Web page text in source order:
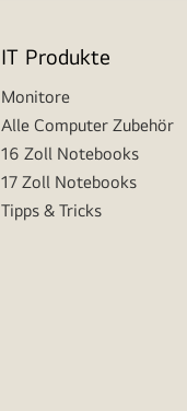
IT Produkte
Monitore
Alle Computer Zubehör
16 Zoll Notebooks
17 Zoll Notebooks
Tipps & Tricks